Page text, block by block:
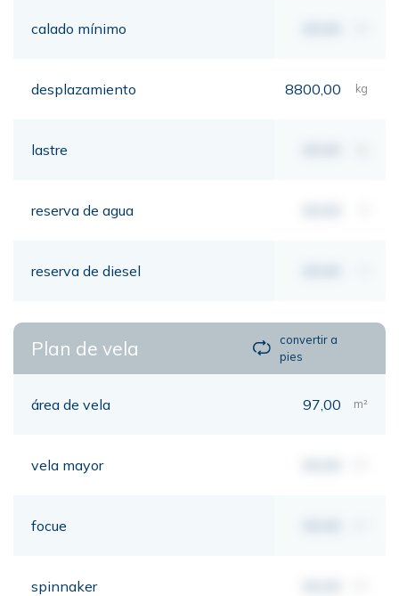
calado mínimo
desplazamiento 8800,00 kg
lastre
reserva de agua
reserva de diesel
Plan de vela
convertir a
pies
área de vela 97,00 m²
vela mayor
focue
spinnaker